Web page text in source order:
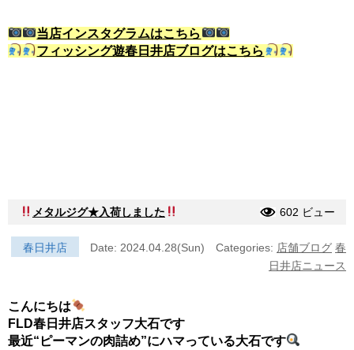
当店インスタグラムはこちら
フィッシング遊春日井店ブログはこちら
メタルジグ★入荷しました 602 ビュー
春日井店 Date: 2024.04.28(Sun) Categories: 店舗ブログ 春
日井店ニュース
こんにちは
FLD春日井店スタッフ大石です
最近“ピーマンの肉詰め”にハマっている大石です